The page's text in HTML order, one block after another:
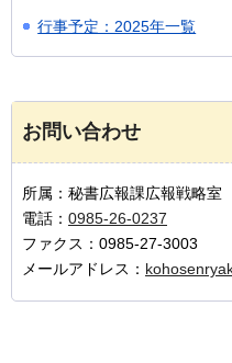
行事予定：2025年一覧
お問い合わせ
所属：秘書広報課広報戦略
電話： 0985-26-0237
ファクス：0985-27-3003
メールアドレス：